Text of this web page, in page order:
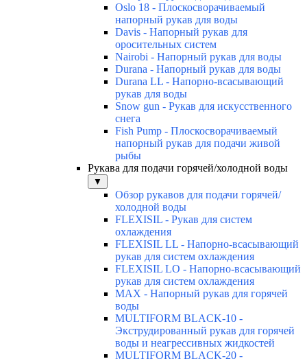
Oslo 18 - Плоскосворачиваемый
напорный рукав для воды
Davis - Напорный рукав для
оросительных систем
Nairobi - Напорный рукав для воды
Durana - Напорный рукав для воды
Durana LL - Напорно-всасывающий
рукав для воды
Snow gun - Рукав для искусственного
снега
Fish Pump - Плоскосворачиваемый
напорный рукав для подачи живой
рыбы
Рукава для подачи горячей/холодной воды
▼
Обзор рукавов для подачи горячей/
холодной воды
FLEXISIL - Рукав для систем
охлаждения
FLEXISIL LL - Напорно-всасывающий
рукав для систем охлаждения
FLEXISIL LO - Напорно-всасывающий
рукав для систем охлаждения
MAX - Напорный рукав для горячей
воды
MULTIFORM BLACK-10 -
Экструдированный рукав для горячей
воды и неагрессивных жидкостей
MULTIFORM BLACK-20 -